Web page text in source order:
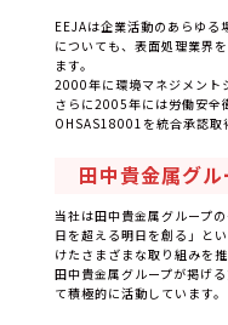
EEJAは企業活動のあらゆる
についても、表面処理業界
ます。
2000年に環境マネジメント
さらに2005年には労働安全
OHSAS18001を統合承認取
田中貴金属グ
当社は田中貴金属グループ
日を超える明日を創る」と
けたさまざまな取り組みを推
田中貴金属グループが掲げ
て積極的に活動しています。